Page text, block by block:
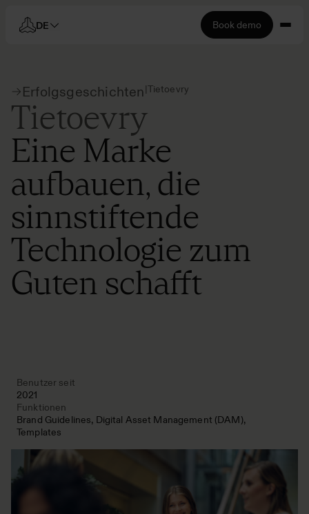
DE Book demo
Erfolgsgeschichten|Tietoevry
Tietoevry
Eine Marke
aufbauen, die
sinnstiftende
Technologie zum
Guten schafft
Benutzer seit
2021
Funktionen
Brand Guidelines Digital Asset Management (DAM)
Templates